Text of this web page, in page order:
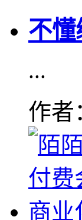
不懂
...
作者